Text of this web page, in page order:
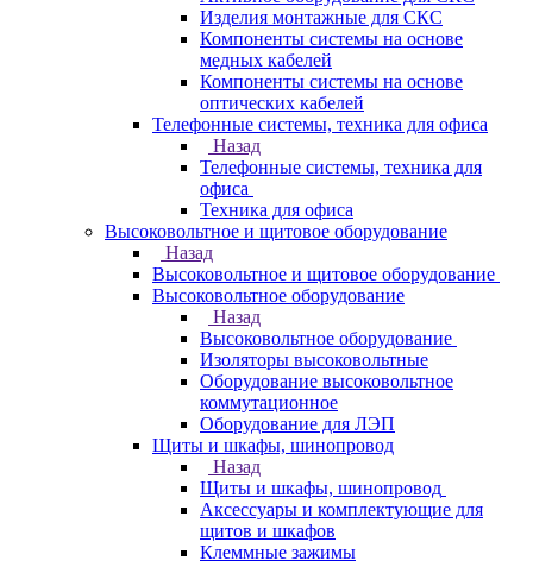
Изделия монтажные для СКС
Компоненты системы на основе
медных кабелей
Компоненты системы на основе
оптических кабелей
Телефонные системы, техника для офиса
Назад
Телефонные системы, техника для
офиса
Техника для офиса
Высоковольтное и щитовое оборудование
Назад
Высоковольтное и щитовое оборудование
Высоковольтное оборудование
Назад
Высоковольтное оборудование
Изоляторы высоковольтные
Оборудование высоковольтное
коммутационное
Оборудование для ЛЭП
Щиты и шкафы, шинопровод
Назад
Щиты и шкафы, шинопровод
Аксессуары и комплектующие для
щитов и шкафов
Клеммные зажимы